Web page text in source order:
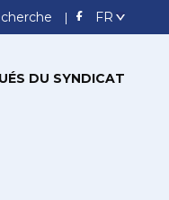
DU SYNDICAT